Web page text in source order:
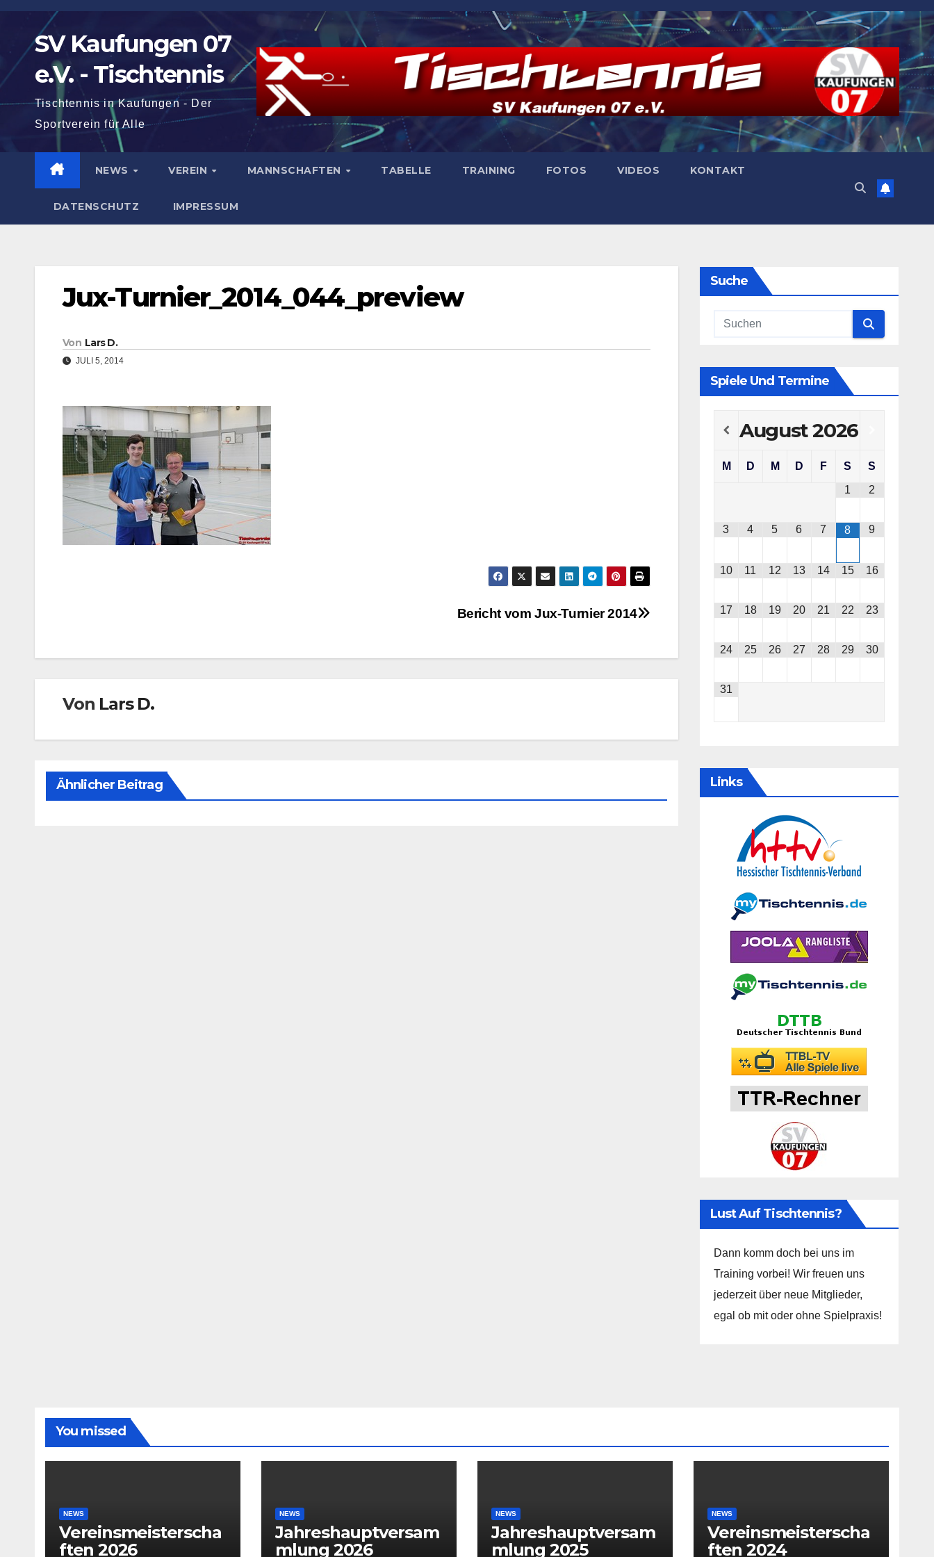
Zum
springenSV Kaufungen 07
e.V. - Tischtennis
Tischtennis in Kaufungen - Der
Sportverein für Alle
NEWS VEREIN MANNSCHAFTEN TABELLE TRAINING FOTOS VIDEOS KONTAKT
DATENSCHUTZ IMPRESSUM
Jux-Turnier_2014_044_preview
Von Lars D.
JULI 5, 2014
Bericht vom Jux-Turnier 2014
Von Lars D.
Ähnlicher Beitrag
Suche
Spiele Und Termine
August2026
M D M D F S
S
1
2
3 4 5 6 7 8 9
10 11 12 13 14 15 16
17 18 19 20 21 22 23
24 25 26 27 28 29 30
31
Links
Lust Auf Tischtennis?
Dann komm doch bei uns im
Training vorbei! Wir freuen uns
jederzeit über neue Mitglieder,
egal ob mit oder ohne Spielpraxis!
You missed
NEWS
Vereinsmeisterscha
ften 2026
NEWS
Jahreshauptversam
mlung 2026
NEWS
Jahreshauptversam
mlung 2025
NEWS
Vereinsmeisterscha
ften 2024